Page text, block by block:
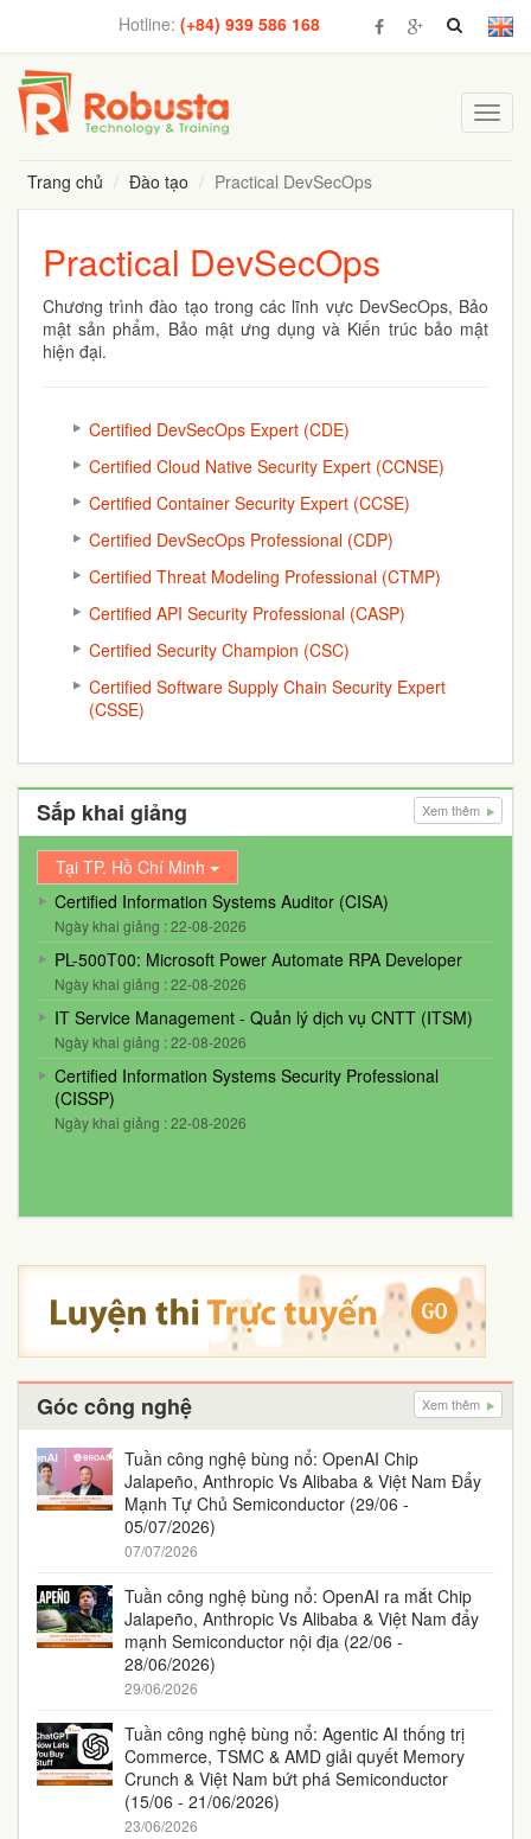
Hotline: (+84) 939 586 168
Trang chủ
Đào tạo Practical DevSecOps
Practical DevSecOps
Chương trình đào tạo trong các lĩnh vực DevSecOps, Bảo
mật sản phẩm, Bảo mật ưng dụng và Kiến trúc bảo mật
hiện đại.
Certified DevSecOps Expert (CDE)
Certified Cloud Native Security Expert (CCNSE)
Certified Container Security Expert (CCSE)
Certified DevSecOps Professional (CDP)
Certified Threat Modeling Professional (CTMP)
Certified API Security Professional (CASP)
Certified Security Champion (CSC)
Certified Software Supply Chain Security Expert
(CSSE)
Sắp khai giảng Xem thêm
Tại TP. Hồ Chí Minh
Certified Information Systems Auditor (CISA)
Ngày khai giảng : 22-08-2026
PL-500T00: Microsoft Power Automate RPA Developer
Ngày khai giảng : 22-08-2026
IT Service Management - Quản lý dịch vụ CNTT (ITSM)
Ngày khai giảng : 22-08-2026
Certified Information Systems Security Professional
(CISSP)
Ngày khai giảng : 22-08-2026
Góc công nghệ Xem thêm
Tuần công nghệ bùng nổ: OpenAI Chip
Jalapeño, Anthropic Vs Alibaba & Việt Nam Đẩy
Mạnh Tự Chủ Semiconductor (29/06 -
05/07/2026)
07/07/2026
Tuần công nghệ bùng nổ: OpenAI ra mắt Chip
Jalapeño, Anthropic Vs Alibaba & Việt Nam đẩy
mạnh Semiconductor nội địa (22/06 -
28/06/2026)
29/06/2026
Tuần công nghệ bùng nổ: Agentic AI thống trị
Commerce, TSMC & AMD giải quyết Memory
Crunch & Việt Nam bứt phá Semiconductor
(15/06 - 21/06/2026)
23/06/2026